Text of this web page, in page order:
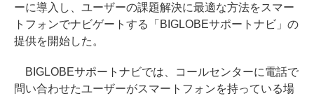
ーに導入し、ユーザーの課題解決に最適な方法をスマー
トフォンでナビゲートする「BIGLOBEサポートナビ」の
提供を開始した。
BIGLOBEサポートナビでは、コールセンターに電話で
問い合わせたユーザーがスマートフォンを持っている場